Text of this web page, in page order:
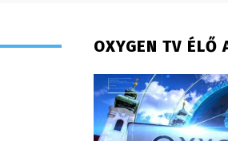
OXYGEN TV ÉLŐ